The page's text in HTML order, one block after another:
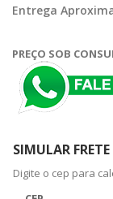
Entrega
PREÇO SOB
SIMULAR FRETE
Digite o cep para